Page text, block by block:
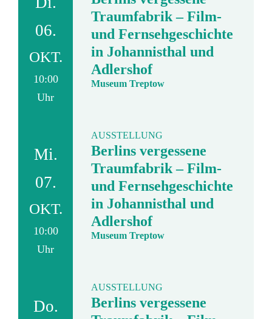
06.
OKT.
10:00
Uhr
Traumfabrik – Film-
und Fernsehgeschichte
in Johannisthal und
Adlershof
Museum Treptow
Mi.
07.
OKT.
10:00
Uhr
AUSSTELLUNG
Berlins vergessene
Traumfabrik – Film-
und Fernsehgeschichte
in Johannisthal und
Adlershof
Museum Treptow
Do.
AUSSTELLUNG
Berlins vergessene